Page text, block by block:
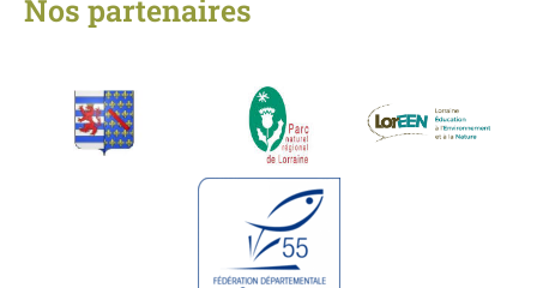
Nos partenaires